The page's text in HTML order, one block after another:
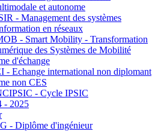
et autonome
- Management des systèmes
en réseaux
- Smart Mobility - Transformation
des Systèmes de Mobilité
d'échange
- Echange international non diplomant
non CES
- Cycle IPSIC
- 2025
- Diplôme d'ingénieur